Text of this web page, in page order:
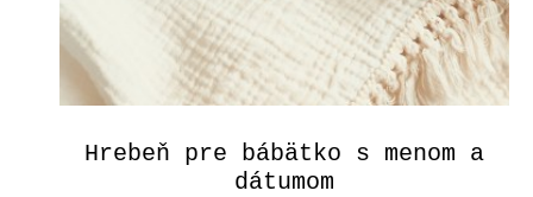
Hrebeň pre bábätko s menom a
dátumom